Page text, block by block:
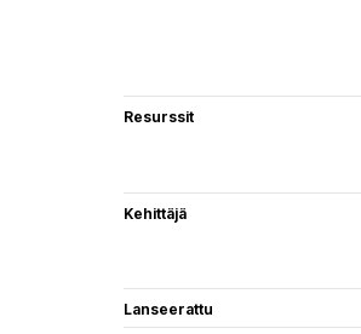
Resurssit
Kehittäjä
Lanseerattu